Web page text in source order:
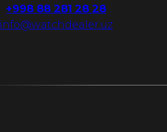
+998 88 281 28 28
info@watchdealer.uz